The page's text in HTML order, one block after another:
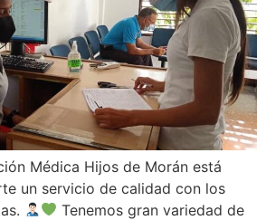
Médica Hijos de Morán está
un servicio de calidad con los
Tenemos gran variedad de